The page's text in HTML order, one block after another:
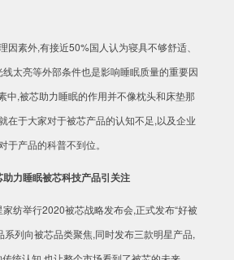
因素外,有接近50%国人认为寝具不够舒适、
太亮等外部条件也是影响睡眠质量的重要因
中,被芯助力睡眠的作用并不像枕头和床垫那
在于大家对于被芯产品的认知不足,以及企业
于产品的科普不到位。
助力睡眠被芯科技产品引关注
纺举行2020被芯战略发布会,正式发布“好被
系列向被芯品类聚焦,同时发布三款明星产品,